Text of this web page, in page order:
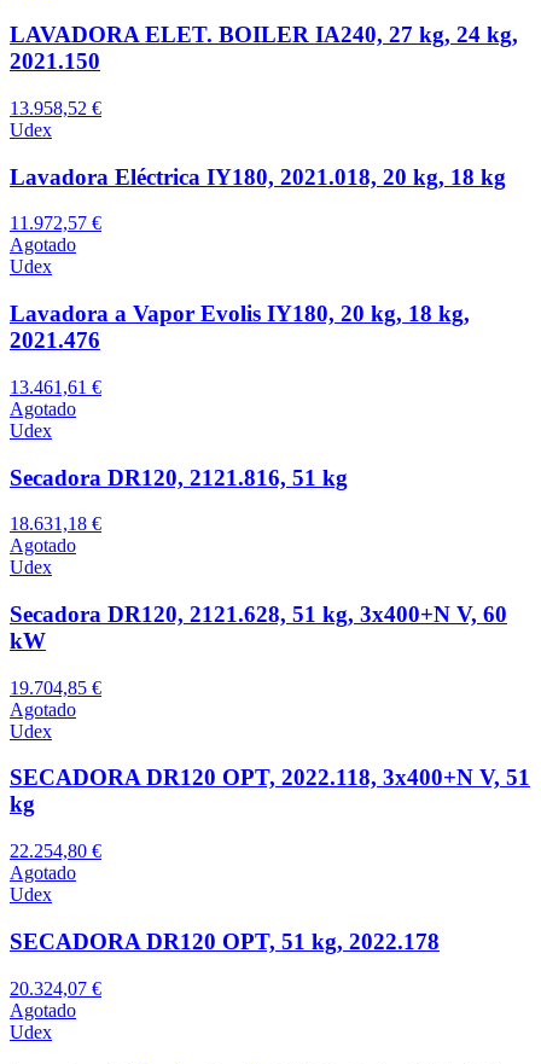
LAVADORA ELET. BOILER IA240, 27 kg, 24 kg,
2021.150
13.958,52 €
Udex
Lavadora Eléctrica IY180, 2021.018, 20 kg, 18 kg
11.972,57 €
Agotado
Udex
Lavadora a Vapor Evolis IY180, 20 kg, 18 kg,
2021.476
13.461,61 €
Agotado
Udex
Secadora DR120, 2121.816, 51 kg
18.631,18 €
Agotado
Udex
Secadora DR120, 2121.628, 51 kg, 3x400+N V, 60
kW
19.704,85 €
Agotado
Udex
SECADORA DR120 OPT, 2022.118, 3x400+N V, 51
kg
22.254,80 €
Agotado
Udex
SECADORA DR120 OPT, 51 kg, 2022.178
20.324,07 €
Agotado
Udex